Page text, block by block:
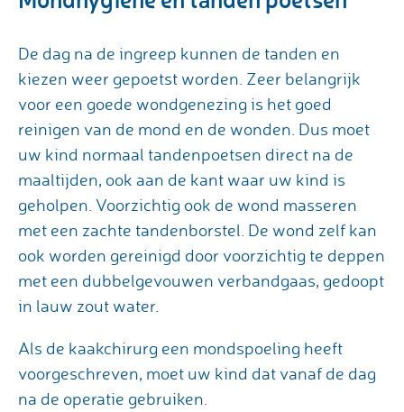
De dag na de ingreep kunnen de tanden en
kiezen weer gepoetst worden. Zeer belangrijk
voor een goede wondgenezing is het goed
reinigen van de mond en de wonden. Dus moet
uw kind normaal tandenpoetsen direct na de
maaltijden, ook aan de kant waar uw kind is
geholpen. Voorzichtig ook de wond masseren
met een zachte tandenborstel. De wond zelf kan
ook worden gereinigd door voorzichtig te deppen
met een dubbelgevouwen verbandgaas, gedoopt
in lauw zout water.
Als de kaakchirurg een mondspoeling heeft
voorgeschreven, moet uw kind dat vanaf de dag
na de operatie gebruiken.